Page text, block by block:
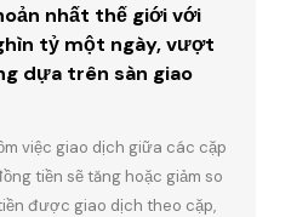
nhất thế giới với
tỷ một ngày, vượt
dựa trên sàn giao
việc giao dịch giữa các cặp
tiền sẽ tăng hoặc giảm so
được giao dịch theo cặp,